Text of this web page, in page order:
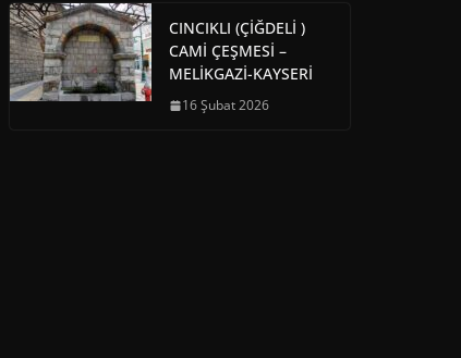
CINCIKLI (ÇİĞDELİ )
CAMİ ÇEŞMESİ –
MELİKGAZİ-KAYSERİ
16 Şubat 2026